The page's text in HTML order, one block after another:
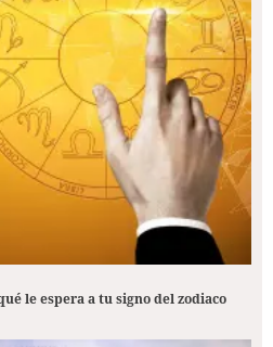
le espera a tu signo del zodiaco